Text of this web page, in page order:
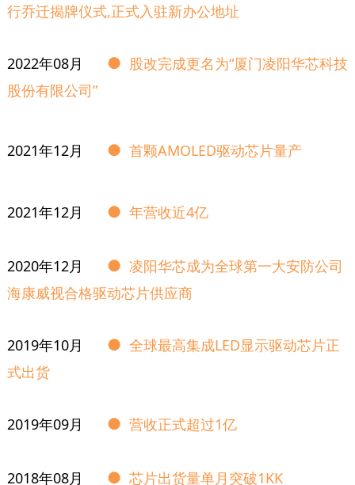
行乔迁揭牌仪式,正式入驻新办公地址
2022年08月 ● 股改完成更名为“厦门凌阳华芯科技
股份有限公司”
2021年12月 ● 首颗AMOLED驱动芯片量产
2021年12月 ● 年营收近4亿
2020年12月 ● 凌阳华芯成为全球第一大安防公司
海康威视合格驱动芯片供应商
2019年10月 ● 全球最高集成LED显示驱动芯片正
式出货
2019年09月 ● 营收正式超过1亿
2018年08月 ● 芯片出货量单月突破1KK